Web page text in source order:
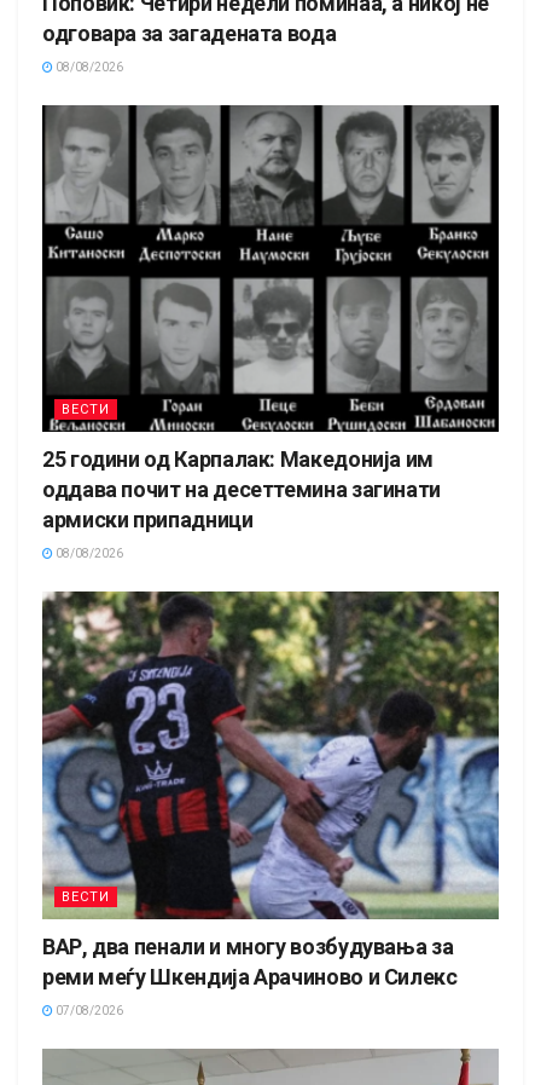
одговара за загадената вода
08/08/2026
ВЕСТИ
25 години од Карпалак: Македонија им
оддава почит на десеттемина загинати
армиски припадници
08/08/2026
ВЕСТИ
ВАР, два пенали и многу возбудувања за
реми меѓу Шкендија Арачиново и Силекс
07/08/2026